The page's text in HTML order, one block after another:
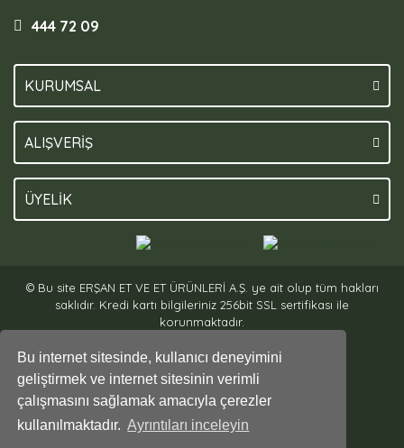
Bu internet sitesinde, kullanıcı deneyimini
geliştirmek ve internet sitesinin verimli
çalışmasını sağlamak amacıyla çerezler
kullanılmaktadır. Ayrıntıları inceleyin
444 72 09
KURUMSAL
ALIŞVERİŞ
ÜYELİK
© Bu site ERŞAN ET VE ET ÜRÜNLERİ A.Ş. ye ait olup tüm hakları
saklıdır. Kredi kartı bilgileriniz 256bit SSL sertifikası ile
korunmaktadır.